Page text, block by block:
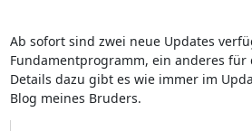
Ab sofort sind zwei neue Updates
Fundamentprogramm, ein anderes für
Details dazu gibt es wie immer im
Blog meines Bruders.